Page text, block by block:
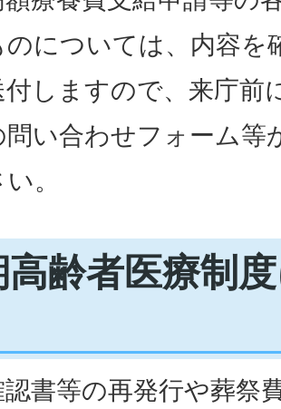
のについては、内容を
付しますので、来庁前
問い合わせフォーム等
。
高齢者医療制
認書等の再発行や葬祭